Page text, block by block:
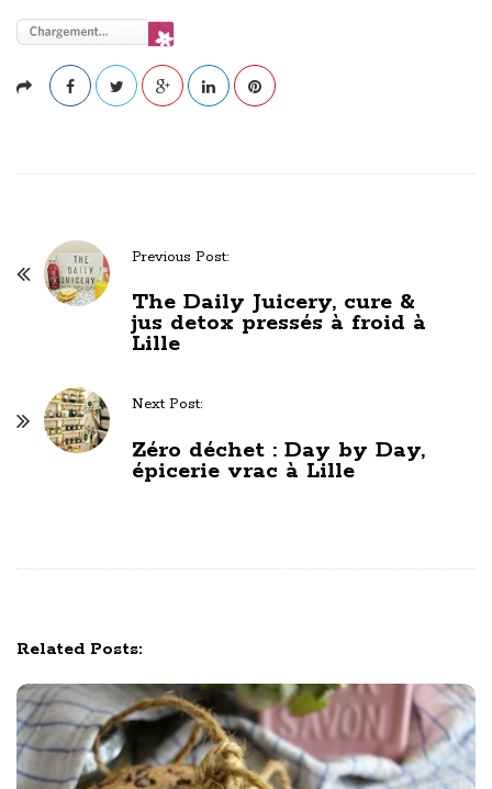
Previous Post:
The Daily Juicery, cure &
jus detox pressés à froid à
Lille
Next Post:
Zéro déchet : Day by Day,
épicerie vrac à Lille
Related Posts: